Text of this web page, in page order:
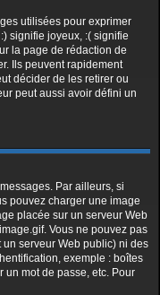
utilisées pour exprimer
signifie joyeux, :( signifie
la page de rédaction de
Ils peuvent rapidement
décider de les retirer ou
peut aussi avoir défini un
Par ailleurs, si
pouvez charger une image
placée sur un serveur Web
Vous ne pouvez pas
un serveur Web public) ni des
exemple : boîtes
un mot de passe, etc. Pour